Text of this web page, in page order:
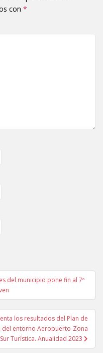
con *
del municipio pone fin al 7º
los resultados del Plan de
del entorno Aeropuerto-Zona
Sur Turística. Anualidad 2023